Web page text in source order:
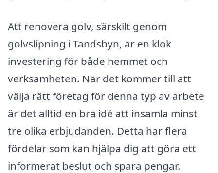
Att renovera golv, särskilt genom
golvslipning i Tandsbyn, är en klok
investering för både hemmet och
verksamheten. När det kommer till att
välja rätt företag för denna typ av arbete
är det alltid en bra idé att insamla minst
tre olika erbjudanden. Detta har flera
fördelar som kan hjälpa dig att göra ett
informerat beslut och spara pengar.